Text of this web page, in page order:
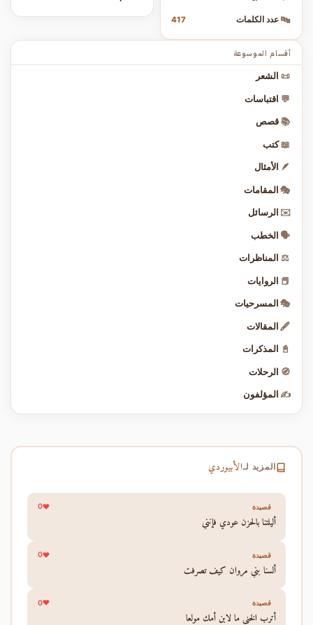
🔤 عدد الكلمات 417
أقسام الموسوعة
📜 الشعر
💬 اقتباسات
📚 قصص
📖 كتب
🪶 الأمثال
🎭 المقامات
✉️ الرسائل
🗣️ الخطب
⚖️ المناظرات
📕 الروايات
🎭 المسرحيات
🖋️ المقالات
📓 المذكرات
🧭 الرحلات
✍️ المؤلفون
المزيد لـالأبيوردي
قصيدة 0
أليلتنا بالحزن عودي فإنني
قصيدة 0
ألسنا بني مروان كيف تصرفت
قصيدة 0
أترب الخنى ما لابن أمك مولعا